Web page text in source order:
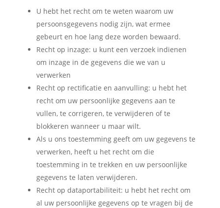
U hebt het recht om te weten waarom uw
persoonsgegevens nodig zijn, wat ermee
gebeurt en hoe lang deze worden bewaard.
Recht op inzage: u kunt een verzoek indienen
om inzage in de gegevens die we van u
verwerken
Recht op rectificatie en aanvulling: u hebt het
recht om uw persoonlijke gegevens aan te
vullen, te corrigeren, te verwijderen of te
blokkeren wanneer u maar wilt.
Als u ons toestemming geeft om uw gegevens te
verwerken, heeft u het recht om die
toestemming in te trekken en uw persoonlijke
gegevens te laten verwijderen.
Recht op dataportabiliteit: u hebt het recht om
al uw persoonlijke gegevens op te vragen bij de